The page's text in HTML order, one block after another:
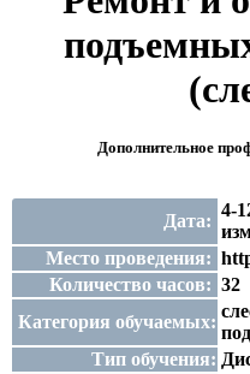
Дополнительное
Дата:
4-
Место проведения:
Количество часов: 32
Категория обучаемых:
Тип обучения: